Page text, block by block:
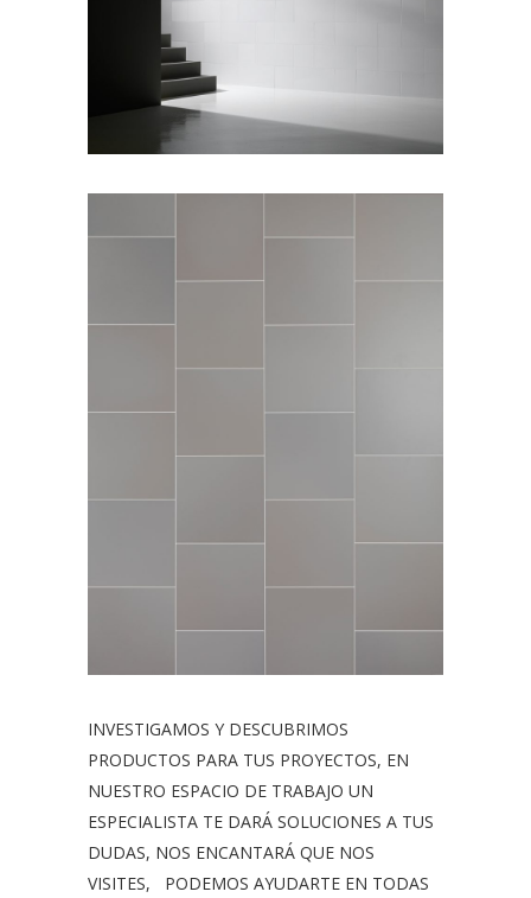
INVESTIGAMOS Y DESCUBRIMOS
PRODUCTOS PARA TUS PROYECTOS, EN
NUESTRO ESPACIO DE TRABAJO UN
ESPECIALISTA TE DARÁ SOLUCIONES A TUS
DUDAS, NOS ENCANTARÁ QUE NOS
VISITES, PODEMOS AYUDARTE EN TODAS